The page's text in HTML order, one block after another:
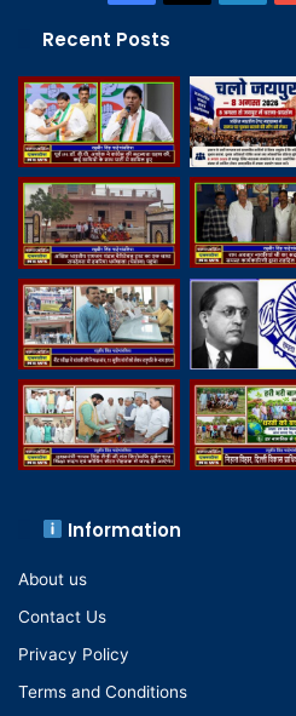
Recent Posts
Information
About us
Contact Us
Privacy Policy
Terms and Conditions